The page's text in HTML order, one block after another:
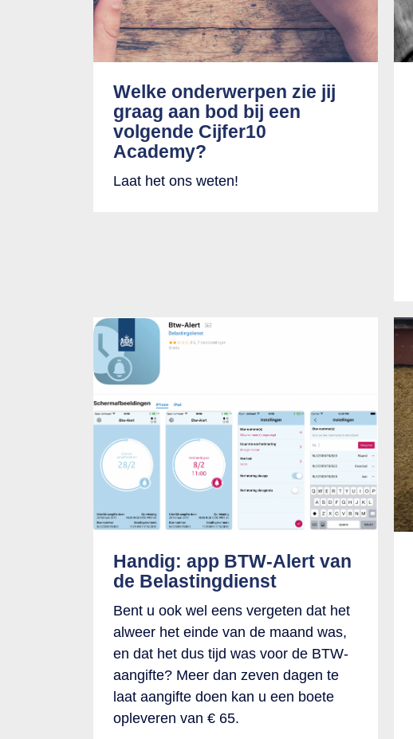
Welke onderwerpen zie jij
graag aan bod bij een
volgende Cijfer10
Academy?
Laat het ons weten!
Handig: app BTW-Alert van
de Belastingdienst
Bent u ook wel eens vergeten dat het
alweer het einde van de maand was,
en dat het dus tijd was voor de BTW-
aangifte? Meer dan zeven dagen te
laat aangifte doen kan u een boete
opleveren van € 65.